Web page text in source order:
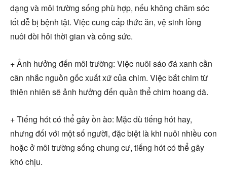
dạng và môi trường sống phù hợp, nếu không chăm sóc
tốt dễ bị bệnh tật. Việc cung cấp thức ăn, vệ sinh lồng
nuôi đòi hỏi thời gian và công sức.
+ Ảnh hưởng đến môi trường: Việc nuôi sáo đá xanh cần
cân nhắc nguồn gốc xuất xứ của chim. Việc bắt chim từ
thiên nhiên sẽ ảnh hưởng đến quần thể chim hoang dã.
+ Tiếng hót có thể gây ồn ào: Mặc dù tiếng hót hay,
nhưng đối với một số người, đặc biệt là khi nuôi nhiều con
hoặc ở môi trường sống chung cư, tiếng hót có thể gây
khó chịu.